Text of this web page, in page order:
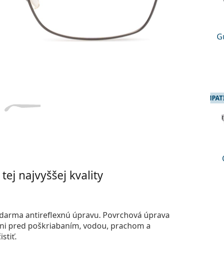
najvyššej kvality
antireflexnú úpravu. Povrchová úprava
pred poškriabaním, vodou, prachom a